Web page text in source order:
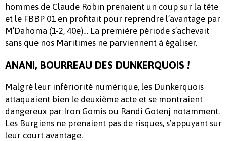
hommes de Claude Robin prenaient un coup sur la tête
et le FBBP 01 en profitait pour reprendre l’avantage par
M’Dahoma (1-2, 40e)… La première période s’achevait
sans que nos Maritimes ne parviennent à égaliser.
ANANI, BOURREAU DES DUNKERQUOIS !
Malgré leur infériorité numérique, les Dunkerquois
attaquaient bien le deuxième acte et se montraient
dangereux par Iron Gomis ou Randi Gotenj notamment.
Les Burgiens ne prenaient pas de risques, s’appuyant sur
leur court avantage.